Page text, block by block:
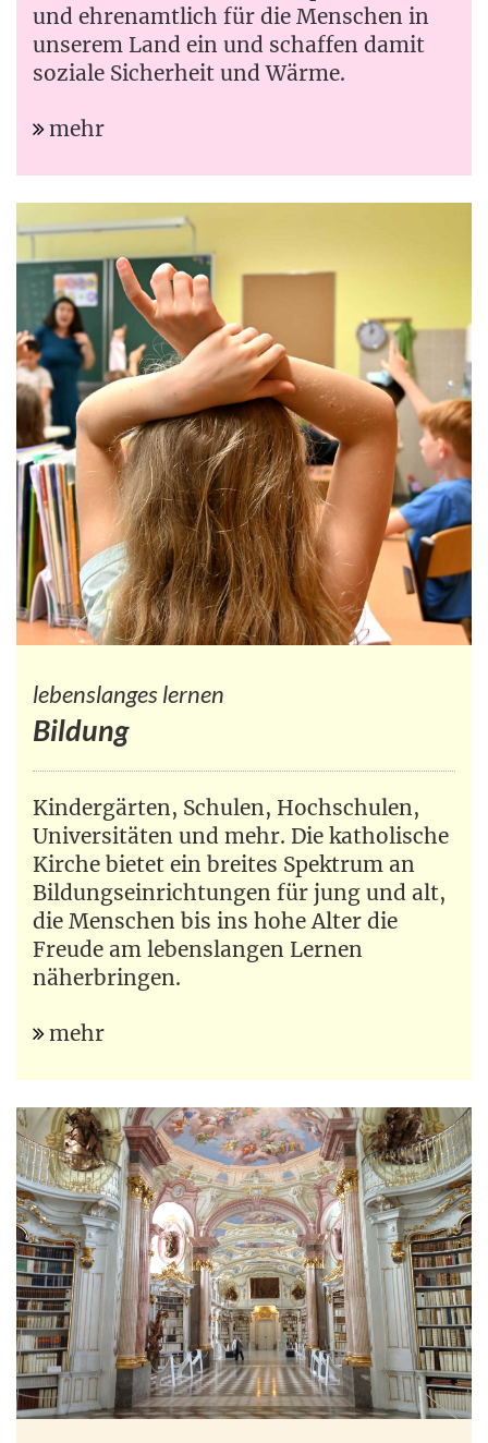
und ehrenamtlich für die Menschen in
unserem Land ein und schaffen damit
soziale Sicherheit und Wärme.
mehr
lebenslanges lernen
Bildung
Kindergärten, Schulen, Hochschulen,
Universitäten und mehr. Die katholische
Kirche bietet ein breites Spektrum an
Bildungseinrichtungen für jung und alt,
die Menschen bis ins hohe Alter die
Freude am lebenslangen Lernen
näherbringen.
mehr